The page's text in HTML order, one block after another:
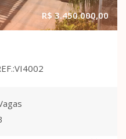
R$ 3.450.000,00